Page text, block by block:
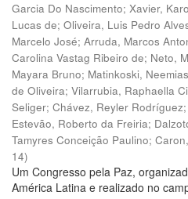
Garcia Do Nascimento; Xavier,
Lucas de; Oliveira, Luis Pedro
Marcelo José; Arruda, Marcos
Carolina Vastag Ribeiro de; Neto,
Mayara Bruno; Matinkoski, Neemias
de Oliveira; Vilarrubia, Raphaella
Seliger; Chávez, Reyler Rodríguez;
Estevão, Roberto da Freiria;
Tamyres Conceição Paulino;
14)
Um Congresso pela Paz,
América Latina e realizado no